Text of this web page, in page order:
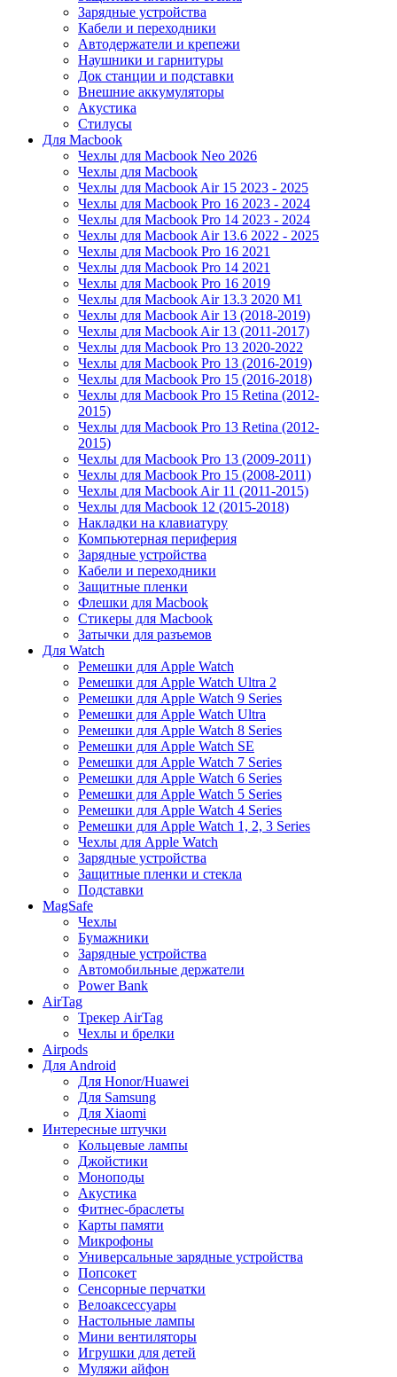
Зарядные устройства
Кабели и переходники
Автодержатели и крепежи
Наушники и гарнитуры
Док станции и подставки
Внешние аккумуляторы
Акустика
Стилусы
Для Macbook
Чехлы для Macbook Neo 2026
Чехлы для Macbook
Чехлы для Macbook Air 15 2023 - 2025
Чехлы для Macbook Pro 16 2023 - 2024
Чехлы для Macbook Pro 14 2023 - 2024
Чехлы для Macbook Air 13.6 2022 - 2025
Чехлы для Macbook Pro 16 2021
Чехлы для Macbook Pro 14 2021
Чехлы для Macbook Pro 16 2019
Чехлы для Macbook Air 13.3 2020 M1
Чехлы для Macbook Air 13 (2018-2019)
Чехлы для Macbook Air 13 (2011-2017)
Чехлы для Macbook Pro 13 2020-2022
Чехлы для Macbook Pro 13 (2016-2019)
Чехлы для Macbook Pro 15 (2016-2018)
Чехлы для Macbook Pro 15 Retina (2012-
2015)
Чехлы для Macbook Pro 13 Retina (2012-
2015)
Чехлы для Macbook Pro 13 (2009-2011)
Чехлы для Macbook Pro 15 (2008-2011)
Чехлы для Macbook Air 11 (2011-2015)
Чехлы для Macbook 12 (2015-2018)
Накладки на клавиатуру
Компьютерная периферия
Зарядные устройства
Кабели и переходники
Защитные пленки
Флешки для Macbook
Стикеры для Macbook
Затычки для разъемов
Для Watch
Ремешки для Apple Watch
Ремешки для Apple Watch Ultra 2
Ремешки для Apple Watch 9 Series
Ремешки для Apple Watch Ultra
Ремешки для Apple Watch 8 Series
Ремешки для Apple Watch SE
Ремешки для Apple Watch 7 Series
Ремешки для Apple Watch 6 Series
Ремешки для Apple Watch 5 Series
Ремешки для Apple Watch 4 Series
Ремешки для Apple Watch 1, 2, 3 Series
Чехлы для Apple Watch
Зарядные устройства
Защитные пленки и стекла
Подставки
MagSafe
Чехлы
Бумажники
Зарядные устройства
Автомобильные держатели
Power Bank
AirTag
Трекер AirTag
Чехлы и брелки
Airpods
Для Android
Для Honor/Huawei
Для Samsung
Для Xiaomi
Интересные штучки
Кольцевые лампы
Джойстики
Моноподы
Акустика
Фитнес-браслеты
Карты памяти
Микрофоны
Универсальные зарядные устройства
Попсокет
Сенсорные перчатки
Велоаксессуары
Настольные лампы
Мини вентиляторы
Игрушки для детей
Муляжи айфон